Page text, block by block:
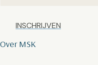
Over MSK
Captcha